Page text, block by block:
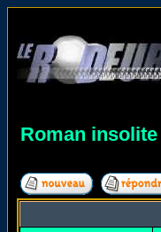
Roman insolite